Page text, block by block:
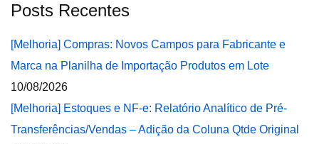
Posts Recentes
[Melhoria] Compras: Novos Campos para Fabricante e
Marca na Planilha de Importação Produtos em Lote
10/08/2026
[Melhoria] Estoques e NF-e: Relatório Analítico de Pré-
Transferências/Vendas – Adição da Coluna Qtde Original